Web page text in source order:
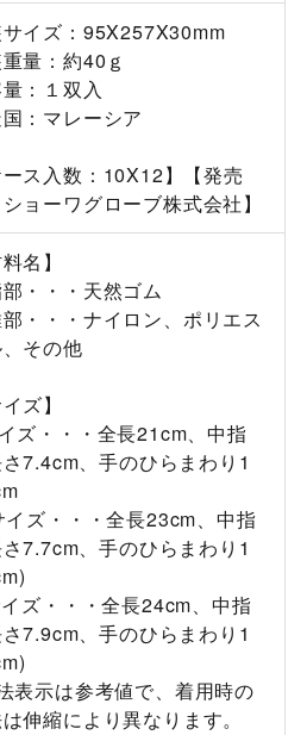
イズ：95X257X30mm
量：約40ｇ
：１双入
：マレーシア
ース入数：10X12】【発売
ョーワグローブ株式会社】
名】
・・・天然ゴム
・・・ナイロン、ポリエス
その他
ズ】
ズ・・・全長21cm、中指
7.4cm、手のひらまわり1
イズ・・・全長23cm、中指
7.7cm、手のひらまわり1
ズ・・・全長24cm、中指
7.9cm、手のひらまわり1
表示は参考値で、着用時の
伸縮により異なります。